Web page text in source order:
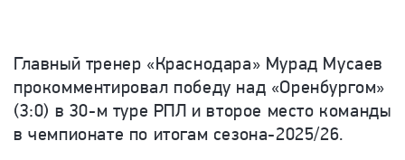
Главный тренер «Краснодара» Мурад Мусаев
прокомментировал победу над «Оренбургом»
(3:0) в 30-м туре РПЛ и второе место команды
в чемпионате по итогам сезона-2025/26.